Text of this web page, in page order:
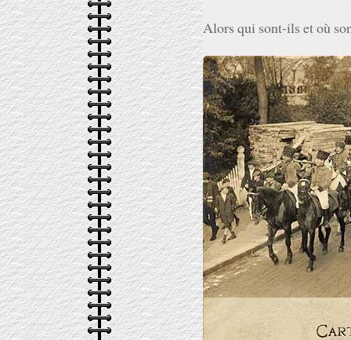
Alors qui sont-ils et où